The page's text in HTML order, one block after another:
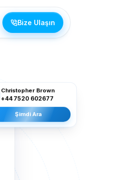
Bize Ulaşın
Christopher Brown
+44 7520 602677
Şimdi Ara